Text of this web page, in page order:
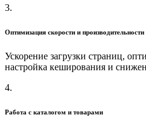
3.
Оптимизация скорости и производительности
Ускорение загрузки страниц,
настройка кеширования и
4.
Работа с каталогом и товарами